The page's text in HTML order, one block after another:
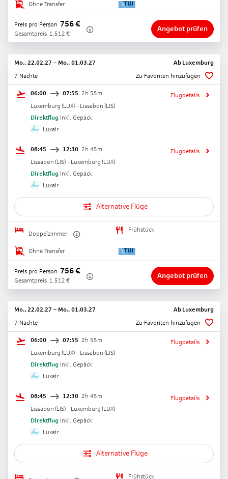
Ohne Transfer
Preis pro Person 756€
Gesamtpreis 1.512 €
Angebot prüfen
Mo., 22.02.27 – Mo., 01.03.27 Ab Luxemburg
7 Nächte
Zu Favoriten hinzufügen
06:00 07:55 2h 55m
Luxemburg (LUX) - Lissabon (LIS)
Direktflug Inkl. Gepäck
Luxair
Flugdetails
08:45 12:30 2h 45m
Lissabon (LIS) - Luxemburg (LUX)
Direktflug Inkl. Gepäck
Luxair
Flugdetails
Alternative Flüge
Doppelzimmer
Frühstück
Ohne Transfer
Preis pro Person 756€
Gesamtpreis 1.512 €
Angebot prüfen
Mo., 22.02.27 – Mo., 01.03.27 Ab Luxemburg
7 Nächte
Zu Favoriten hinzufügen
06:00 07:55 2h 55m
Luxemburg (LUX) - Lissabon (LIS)
Direktflug Inkl. Gepäck
Luxair
Flugdetails
08:45 12:30 2h 45m
Lissabon (LIS) - Luxemburg (LUX)
Direktflug Inkl. Gepäck
Luxair
Flugdetails
Alternative Flüge
Frühstück